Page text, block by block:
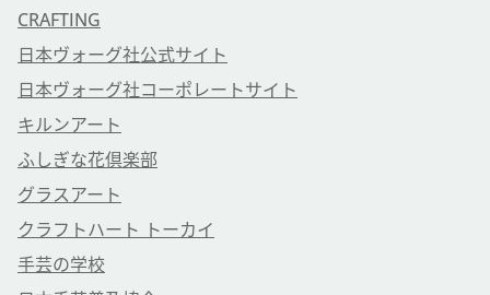
CRAFTING
日本ヴォーグ社公式サイト
日本ヴォーグ社コーポレートサイト
キルンアート
ふしぎな花倶楽部
グラスアート
クラフトハート トーカイ
手芸の学校